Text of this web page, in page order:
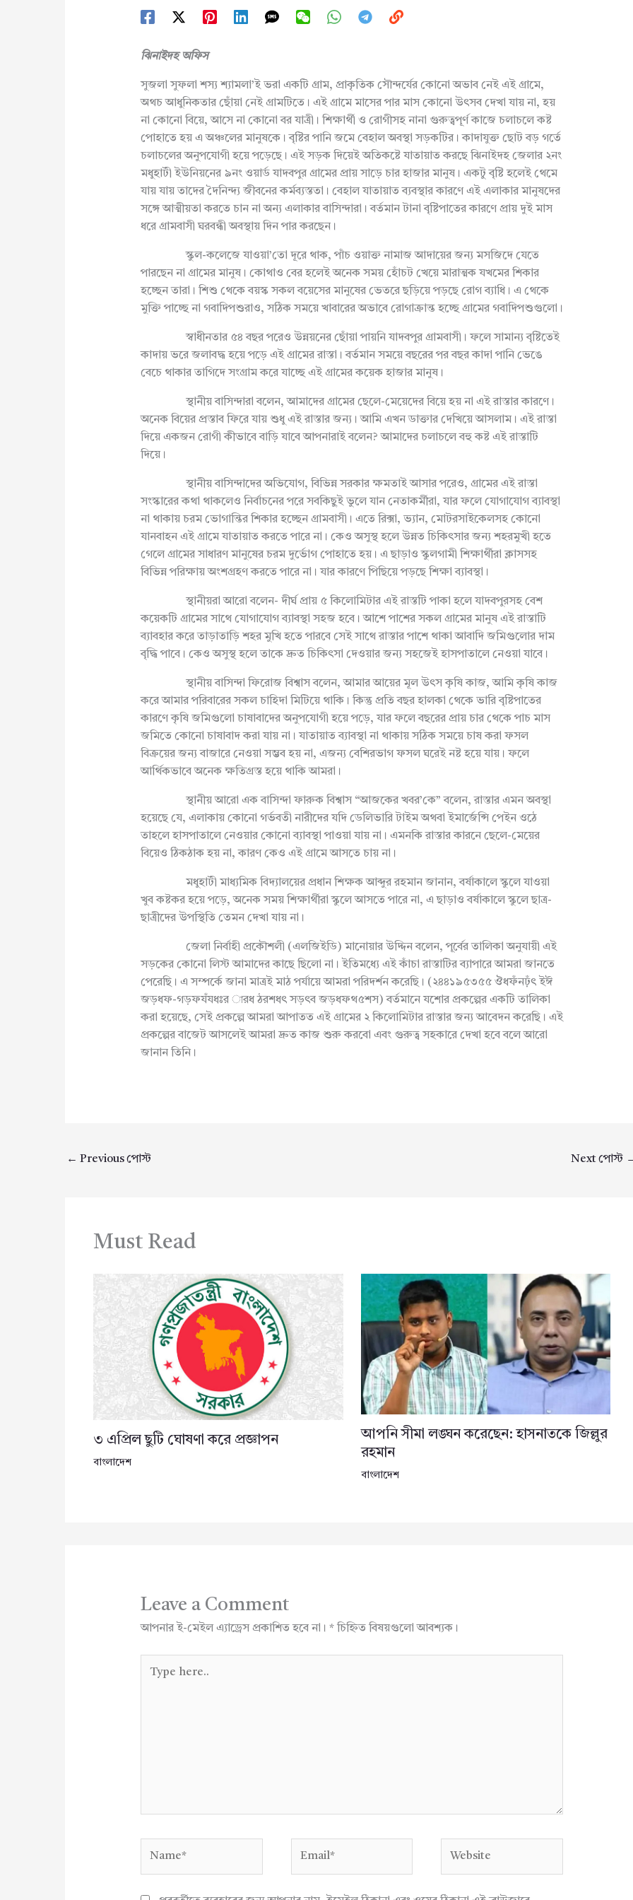
ঝিনাইদহ অফিস
সুজলা সুফলা শস্য শ্যামলা’ই ভরা একটি গ্রাম, প্রাকৃতিক সৌন্দর্যের কোনো অভাব নেই এই গ্রামে,
অথচ আধুনিকতার ছোঁয়া নেই গ্রামটিতে। এই গ্রামে মাসের পার মাস কোনো উৎসব দেখা যায় না, হয়
না কোনো বিয়ে, আসে না কোনো বর যাত্রী। শিক্ষার্থী ও রোগীসহ নানা গুরুত্বপূর্ণ কাজে চলাচলে কষ্ট
পোহাতে হয় এ অঞ্চলের মানুষকে। বৃষ্টির পানি জমে বেহাল অবস্থা সড়কটির। কাদাযুক্ত ছোট বড় গর্তে
চলাচলের অনুপযোগী হয়ে পড়েছে। এই সড়ক দিয়েই অতিকষ্টে যাতায়াত করছে ঝিনাইদহ জেলার ২নং
মধুহাটী ইউনিয়নের ৯নং ওয়ার্ড যাদবপুর গ্রামের প্রায় সাড়ে চার হাজার মানুষ। একটু বৃষ্টি হলেই থেমে
যায় যায় তাদের দৈনিন্দ্য জীবনের কর্মব্যস্ততা। বেহাল যাতায়াত ব্যবস্থার কারণে এই এলাকার মানুষদের
সঙ্গে আত্মীয়তা করতে চান না অন্য এলাকার বাসিন্দারা। বর্তমান টানা বৃষ্টিপাতের কারণে প্রায় দুই মাস
ধরে গ্রামবাসী ঘরবন্ধী অবস্থায় দিন পার করছেন।
স্কুল-কলেজে যাওয়া’তো দূরে থাক, পাঁচ ওয়াক্ত নামাজ আদায়ের জন্য মসজিদে যেতে
পারছেন না গ্রামের মানুষ। কোথাও বের হলেই অনেক সময় হোঁচট খেয়ে মারাত্মক যখমের শিকার
হচ্ছেন তারা। শিশু থেকে বয়স্ক সকল বয়েসের মানুষের ভেতরে ছড়িয়ে পড়ছে রোগ ব্যাধি। এ থেকে
মুক্তি পাচ্ছে না গবাদিপশুরাও, সঠিক সময়ে খাবারের অভাবে রোগাক্রান্ত হচ্ছে গ্রামের গবাদিপশুগুলো।
স্বাধীনতার ৫৪ বছর পরেও উন্নয়নের ছোঁয়া পায়নি যাদবপুর গ্রামবাসী। ফলে সামান্য বৃষ্টিতেই
কাদায় ভরে জলাবদ্ধ হয়ে পড়ে এই গ্রামের রাস্তা। বর্তমান সময়ে বছরের পর বছর কাদা পানি ভেঙে
বেচে থাকার তাগিদে সংগ্রাম করে যাচ্ছে এই গ্রামের কয়েক হাজার মানুষ।
স্থানীয় বাসিন্দারা বলেন, আমাদের গ্রামের ছেলে-মেয়েদের বিয়ে হয় না এই রাস্তার কারণে।
অনেক বিয়ের প্রস্তাব ফিরে যায় শুধু এই রাস্তার জন্য। আমি এখন ডাক্তার দেখিয়ে আসলাম। এই রাস্তা
দিয়ে একজন রোগী কীভাবে বাড়ি যাবে আপনারাই বলেন? আমাদের চলাচলে বহু কষ্ট এই রাস্তাটি
দিয়ে।
স্থানীয় বাসিন্দাদের অভিযোগ, বিভিন্ন সরকার ক্ষমতাই আসার পরেও, গ্রামের এই রাস্তা
সংস্কারের কথা থাকলেও নির্বাচনের পরে সবকিছুই ভুলে যান নেতাকর্মীরা, যার ফলে যোগাযোগ ব্যাবস্থা
না থাকায় চরম ভোগান্তির শিকার হচ্ছেন গ্রামবাসী। এতে রিক্সা, ভ্যান, মোটরসাইকেলসহ কোনো
যানবাহন এই গ্রামে যাতায়াত করতে পারে না। কেও অসুস্থ হলে উন্নত চিকিৎসার জন্য শহরমুখী হতে
গেলে গ্রামের সাধারণ মানুষের চরম দুর্ভোগ পোহাতে হয়। এ ছাড়াও স্কুলগামী শিক্ষার্থীরা ক্লাসসহ
বিভিন্ন পরিক্ষায় অংশগ্রহণ করতে পারে না। যার কারণে পিছিয়ে পড়ছে শিক্ষা ব্যাবস্থা।
স্থানীয়রা আরো বলেন- দীর্ঘ প্রায় ৫ কিলোমিটার এই রাস্তটি পাকা হলে যাদবপুরসহ বেশ
কয়েকটি গ্রামের সাথে যোগাযোগ ব্যাবস্থা সহজ হবে। আশে পাশের সকল গ্রামের মানুষ এই রাস্তাটি
ব্যাবহার করে তাড়াতাড়ি শহর মুখি হতে পারবে সেই সাথে রাস্তার পাশে থাকা আবাদি জমিগুলোর দাম
বৃদ্ধি পাবে। কেও অসুস্থ হলে তাকে দ্রুত চিকিৎসা দেওয়ার জন্য সহজেই হাসপাতালে নেওয়া যাবে।
স্থানীয় বাসিন্দা ফিরোজ বিশ্বাস বলেন, আমার আয়ের মূল উৎস কৃষি কাজ, আমি কৃষি কাজ
করে আমার পরিবারের সকল চাহিদা মিটিয়ে থাকি। কিন্তু প্রতি বছর হালকা থেকে ভারি বৃষ্টিপাতের
কারণে কৃষি জমিগুলো চাষাবাদের অনুপযোগী হয়ে পড়ে, যার ফলে বছরের প্রায় চার থেকে পাচ মাস
জমিতে কোনো চাষাবাদ করা যায় না। যাতায়াত ব্যাবস্থা না থাকায় সঠিক সময়ে চাষ করা ফসল
বিক্রয়ের জন্য বাজারে নেওয়া সম্ভব হয় না, এজন্য বেশিরভাগ ফসল ঘরেই নষ্ট হয়ে যায়। ফলে
আর্থিকভাবে অনেক ক্ষতিগ্রস্ত হয়ে থাকি আমরা।
স্থানীয় আরো এক বাসিন্দা ফারুক বিশ্বাস “আজকের খবর’কে” বলেন, রাস্তার এমন অবস্থা
হয়েছে যে, এলাকায় কোনো গর্ভবতী নারীদের যদি ডেলিভারি টাইম অথবা ইমার্জেন্সি পেইন ওঠে
তাহলে হাসপাতালে নেওয়ার কোনো ব্যাবস্থা পাওয়া যায় না। এমনকি রাস্তার কারনে ছেলে-মেয়ের
বিয়েও ঠিকঠাক হয় না, কারণ কেও এই গ্রামে আসতে চায় না।
মধুহাটী মাধ্যমিক বিদ্যালয়ের প্রধান শিক্ষক আব্দুর রহমান জানান, বর্ষাকালে স্কুলে যাওয়া
খুব কষ্টকর হয়ে পড়ে, অনেক সময় শিক্ষার্থীরা স্কুলে আসতে পারে না, এ ছাড়াও বর্ষাকালে স্কুলে ছাত্র-
ছাত্রীদের উপস্থিতি তেমন দেখা যায় না।
জেলা নির্বাহী প্রকৌশলী (এলজিইডি) মানোয়ার উদ্দিন বলেন, পূর্বের তালিকা অনুযায়ী এই
সড়কের কোনো লিস্ট আমাদের কাছে ছিলো না। ইতিমধ্যে এই কাঁচা রাস্তাটির ব্যাপারে আমরা জানতে
পেরেছি। এ সম্পর্কে জানা মাত্রই মাঠ পর্যায়ে আমরা পরিদর্শন করেছি। (২৪৪১৯৫৩৫৫ ঔধফঁনঢ়ঁৎ ইঈ
জড়ধফ-গড়ফযঁযধঃর ারধ ঠরশধৎ সড়ৎব জড়ধফথ৫শস) বর্তমানে যশোর প্রকল্পের একটি তালিকা
করা হয়েছে, সেই প্রকল্পে আমরা আপাতত এই গ্রামের ২ কিলোমিটার রাস্তার জন্য আবেদন করেছি। এই
প্রকল্পের বাজেট আসলেই আমরা দ্রুত কাজ শুরু করবো এবং গুরুত্ব সহকারে দেখা হবে বলে আরো
জানান তিনি।
← Previous পোস্ট Next পোস্ট
Must Read
৩ এপ্রিল ছুটি ঘোষণা করে প্রজ্ঞাপন
বাংলাদেশ
আপনি সীমা লঙ্ঘন করেছেন: হাসনাতকে জিল্লুর
রহমান
বাংলাদেশ
Leave a Comment
আপনার ই-মেইল এ্যাড্রেস প্রকাশিত হবে না। *চিহ্নিত বিষয়গুলো আবশ্যক।
here..